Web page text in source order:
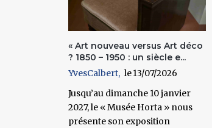
« Art nouveau versus Art déco
? 1850 – 1950 : un siècle e...
YvesCalbert
13/07/2026
Jusqu’au dimanche 10 janvier
2027, le « Musée Horta » nous
présente son exposition